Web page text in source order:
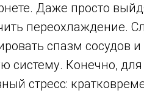
Даже просто
переохлаждение.
спазм сосудов
систему. Конечно,
стресс: